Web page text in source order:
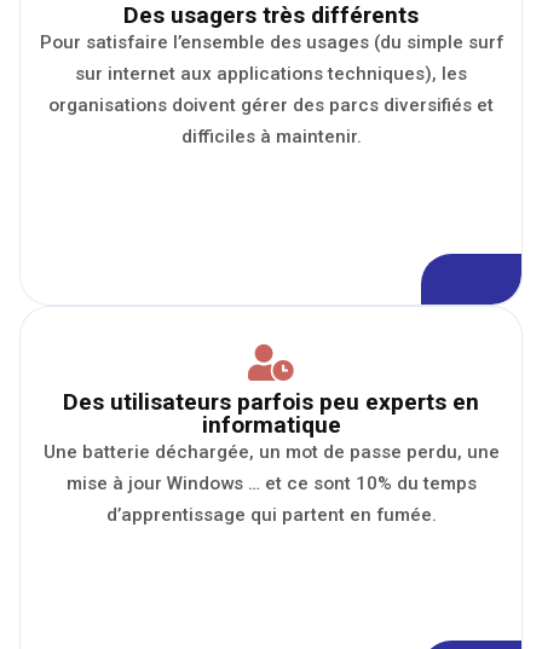
Des usagers très différents
Pour satisfaire l’ensemble des usages (du simple surf
sur internet aux applications techniques), les
organisations doivent gérer des parcs diversifiés et
difficiles à maintenir.
Des utilisateurs parfois peu experts en
informatique
Une batterie déchargée, un mot de passe perdu, une
mise à jour Windows … et ce sont 10% du temps
d’apprentissage qui partent en fumée.